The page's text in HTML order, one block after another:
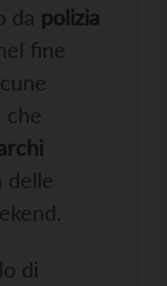
da polizia
nel fine
che
delle
di